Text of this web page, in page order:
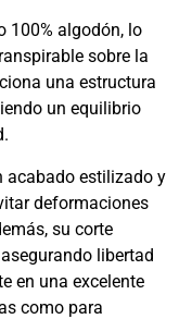
100% algodón, lo
sobre la
una estructura
un equilibrio
acabado estilizado y
deformaciones
su corte
libertad
en una excelente
como para